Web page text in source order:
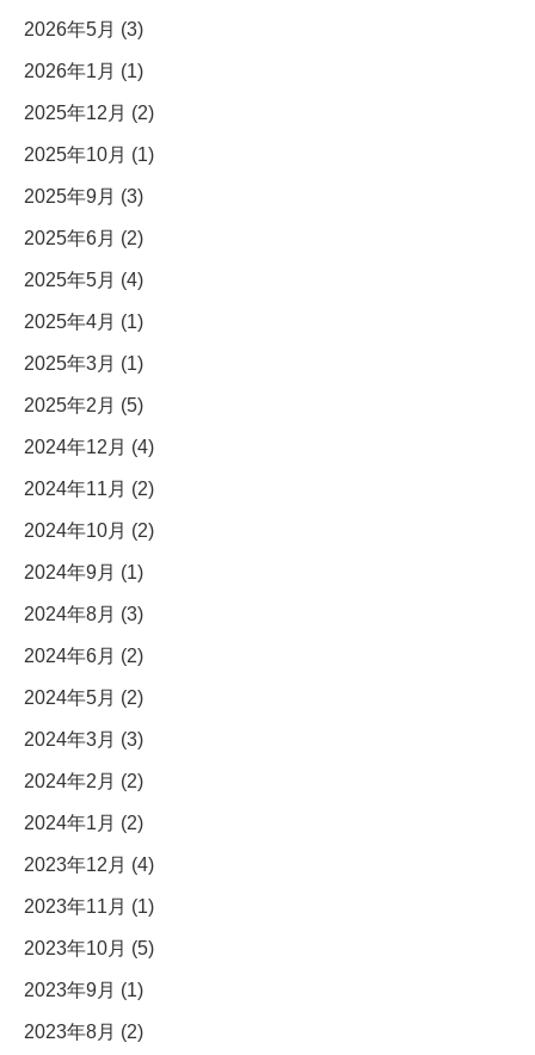
2026年5月 (3)
2026年1月 (1)
2025年12月 (2)
2025年10月 (1)
2025年9月 (3)
2025年6月 (2)
2025年5月 (4)
2025年4月 (1)
2025年3月 (1)
2025年2月 (5)
2024年12月 (4)
2024年11月 (2)
2024年10月 (2)
2024年9月 (1)
2024年8月 (3)
2024年6月 (2)
2024年5月 (2)
2024年3月 (3)
2024年2月 (2)
2024年1月 (2)
2023年12月 (4)
2023年11月 (1)
2023年10月 (5)
2023年9月 (1)
2023年8月 (2)